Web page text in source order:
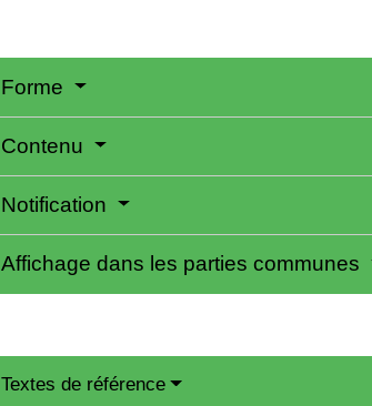
Forme
Contenu
Notification
Affichage dans les parties communes
Textes de référence